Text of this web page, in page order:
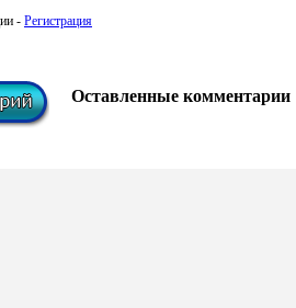
- Регистрация
Оставленные комментарии